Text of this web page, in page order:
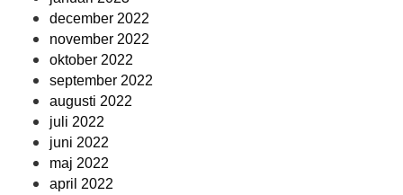
december 2022
november 2022
oktober 2022
september 2022
augusti 2022
juli 2022
juni 2022
maj 2022
april 2022